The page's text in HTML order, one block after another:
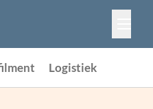
Logistiek